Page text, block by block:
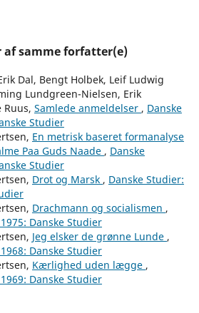
samme forfatter(e)
Dal, Bengt Holbek, Leif Ludwig
Lundgreen-Nielsen, Erik
Ruus, Samlede anmeldelser , Danske
Studier
En metrisk baseret formanalyse
Paa Guds Naade , Danske
Studier
Drot og Marsk , Danske Studier:
Drachmann og socialismen ,
Danske Studier
Jeg elsker de grønne Lunde ,
Danske Studier
Kærlighed uden lægge ,
Danske Studier